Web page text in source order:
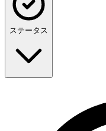
ステータス